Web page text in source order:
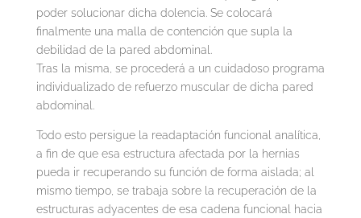
poder solucionar dicha dolencia. Se colocará
finalmente una malla de contención que supla la
debilidad de la pared abdominal.
Tras la misma, se procederá a un cuidadoso programa
individualizado de refuerzo muscular de dicha pared
abdominal.
Todo esto persigue la readaptación funcional analítica,
a fin de que esa estructura afectada por la hernias
pueda ir recuperando su función de forma aislada; al
mismo tiempo, se trabaja sobre la recuperación de la
estructuras adyacentes de esa cadena funcional hacia